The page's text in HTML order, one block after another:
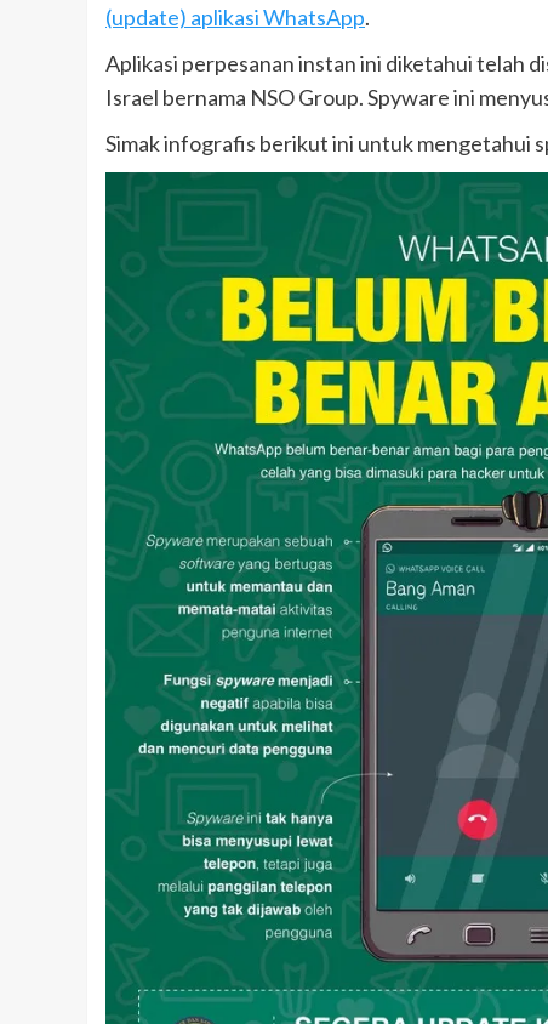
(update) aplikasi WhatsApp.
Aplikasi perpesanan instan ini diketahui telah
Israel bernama NSO Group. Spyware ini
Simak infografis berikut ini untuk mengetahui